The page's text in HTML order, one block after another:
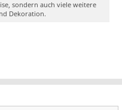
sondern auch viele weitere
Dekoration.